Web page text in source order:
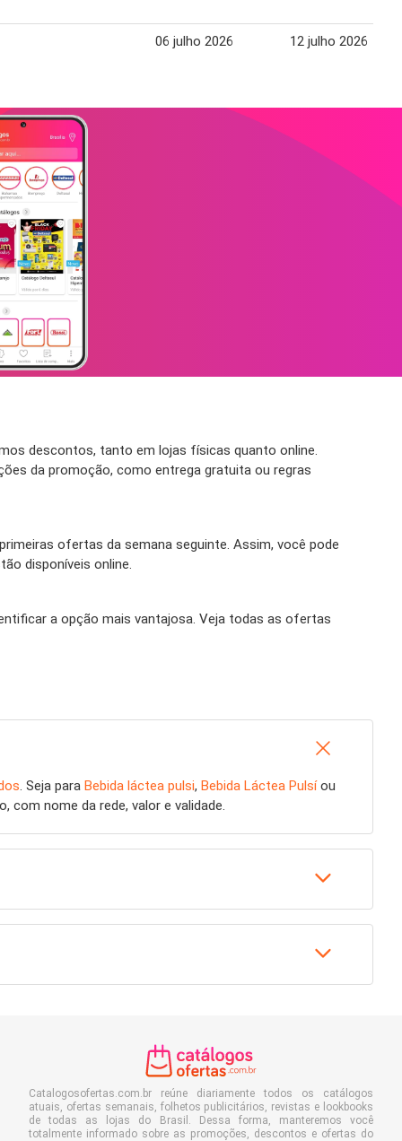
06 julho 2026 12 julho 2026
descontos, tanto em lojas físicas quanto online.
da promoção, como entrega gratuita ou regras
ofertas da semana seguinte. Assim, você pode
disponíveis online.
a opção mais vantajosa. Veja todas as ofertas
. Seja para Bebida láctea pulsi, Bebida Láctea Pulsíou
nome da rede, valor e validade.
Catalogosofertas.com.br reúne diariamente todos os catálogos
atuais, ofertas semanais, folhetos publicitários, revistas e lookbooks
de todas as lojas do Brasil. Dessa forma, manteremos você
totalmente informado sobre as promoções, descontos e ofertas do